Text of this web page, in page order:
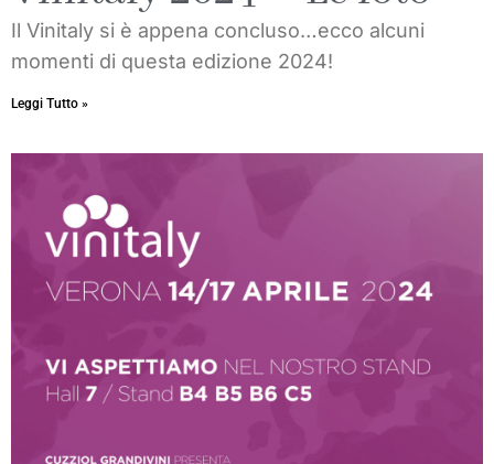
Il Vinitaly si è appena concluso…ecco alcuni
momenti di questa edizione 2024!
Leggi Tutto »